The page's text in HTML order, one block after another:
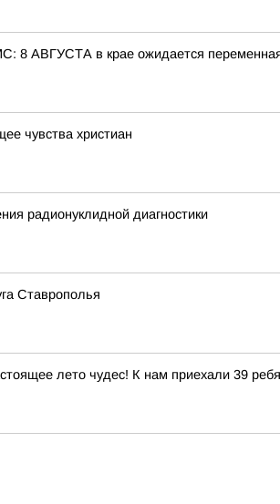
АВГУСТА в крае ожидается переменная
чувства христиан
радионуклидной диагностики
Ставрополья
лето чудес! К нам приехали 39